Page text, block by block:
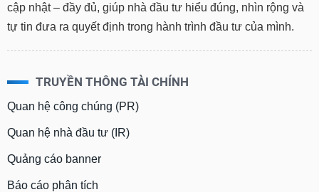
cập nhật – đầy đủ, giúp nhà đầu tư hiểu đúng, nhìn rộng và
tự tin đưa ra quyết định trong hành trình đầu tư của mình.
TRUYỀN THÔNG TÀI CHÍNH
Quan hệ công chúng (PR)
Quan hệ nhà đầu tư (IR)
Quảng cáo banner
Báo cáo phân tích
Thuật
ngữ
Dịch
(-)
tạo